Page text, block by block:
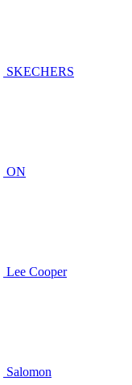
SKECHERS
ON
Lee Cooper
Salomon